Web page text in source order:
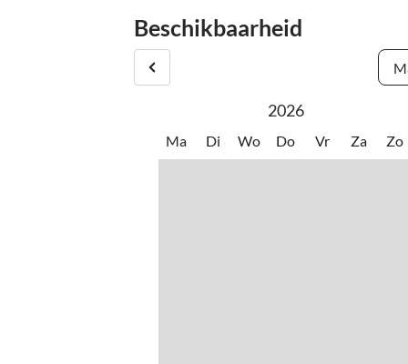
Leine-fietsroutes en een 6 km lang bos- en
Een biologische boerderijwinkel bevindt zich op
Beschikbaarheid
2026
Ma Di Wo Do Vr Za Zo